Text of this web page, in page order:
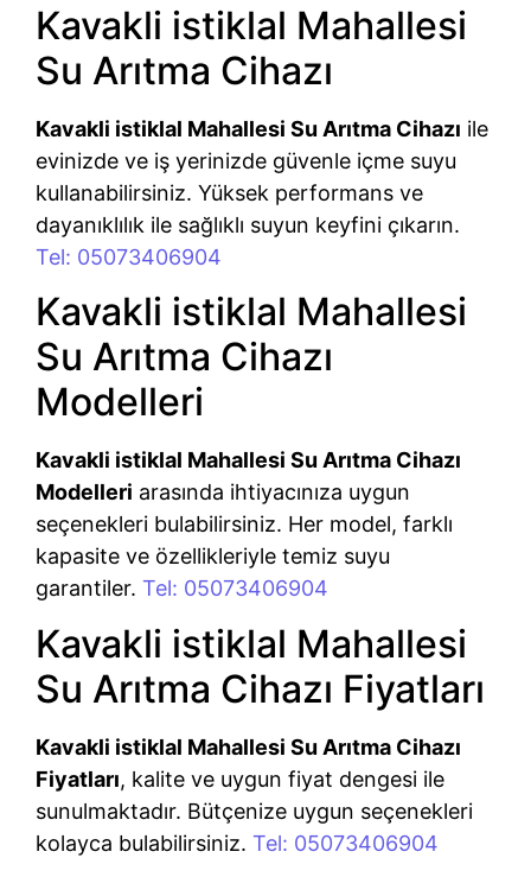
Kavakli istiklal Mahallesi
Su Arıtma Cihazı
Kavakli istiklal Mahallesi Su Arıtma Cihazı ile
evinizde ve iş yerinizde güvenle içme suyu
kullanabilirsiniz. Yüksek performans ve
dayanıklılık ile sağlıklı suyun keyfini çıkarın.
Tel: 05073406904
Kavakli istiklal Mahallesi
Su Arıtma Cihazı
Modelleri
Kavakli istiklal Mahallesi Su Arıtma Cihazı
Modelleri arasında ihtiyacınıza uygun
seçenekleri bulabilirsiniz. Her model, farklı
kapasite ve özellikleriyle temiz suyu
garantiler. Tel: 05073406904
Kavakli istiklal Mahallesi
Su Arıtma Cihazı Fiyatları
Kavakli istiklal Mahallesi Su Arıtma Cihazı
Fiyatları, kalite ve uygun fiyat dengesi ile
sunulmaktadır. Bütçenize uygun seçenekleri
kolayca bulabilirsiniz. Tel: 05073406904